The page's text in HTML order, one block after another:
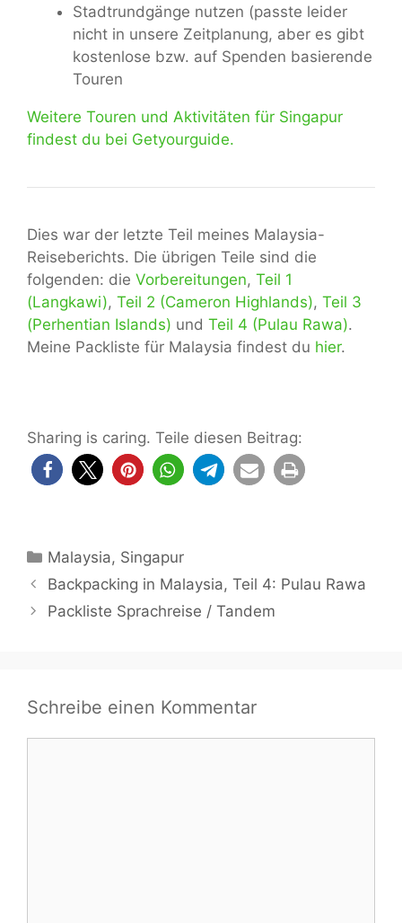
Stadtrundgänge nutzen (passte leider
nicht in unsere Zeitplanung, aber es gibt
kostenlose bzw. auf Spenden basierende
Touren
Weitere Touren und Aktivitäten für Singapur
findest du bei Getyourguide.
Dies war der letzte Teil meines Malaysia-
Reiseberichts. Die übrigen Teile sind die
folgenden: die Vorbereitungen, Teil 1
(Langkawi), Teil 2 (Cameron Highlands), Teil 3
(Perhentian Islands) und Teil 4 (Pulau Rawa).
Meine Packliste für Malaysia findest du hier.
Sharing is caring. Teile diesen Beitrag:
Kategorien
Malaysia, Singapur
Backpacking in Malaysia, Teil 4: Pulau Rawa
Packliste Sprachreise / Tandem
Schreibe einen Kommentar